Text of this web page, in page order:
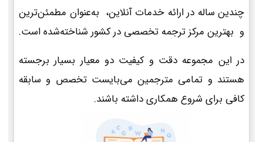
چندین ساله در ارائه خدمات آنلاین، به‌عنوان مطمئن‌ترین
و بهترین مرکز ترجمه تخصصی در کشور شناخته‌شده است.
در این مجموعه دقت و کیفیت دو معیار بسیار برجسته
هستند و تمامی مترجمین می‌بایست تخصص و سابقه
کافی برای شروع همکاری داشته باشند.